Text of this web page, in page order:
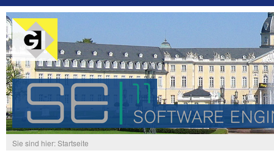
Sie sind hier: Startseite